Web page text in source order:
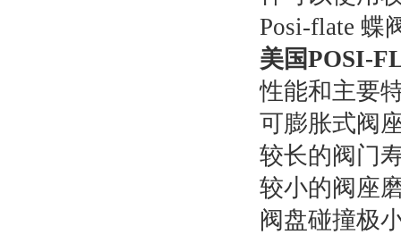
Posi-flate 蝶
美国POSI-
性能和主要
可膨胀式阀
较长的阀门
较小的阀座
阀盘碰撞极